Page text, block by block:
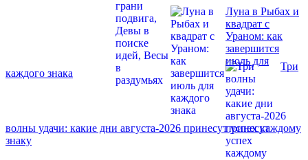
Луна в Рыбах и
квадрат с
Ураном: как
завершится
июль для
каждого знака
Три
волны удачи: какие дни августа-2026 принесут успех каждому
знаку